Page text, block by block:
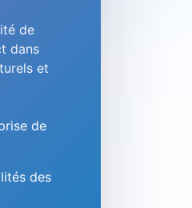
de
dans
et
de
des